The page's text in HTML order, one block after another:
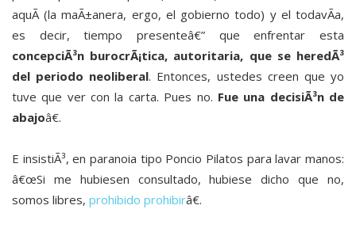
aquÃ­ (la maÃ±anera, ergo, el gobierno todo) y el todavÃ­a,
es decir, tiempo presenteâ€” que enfrentar esta
concepciÃ³n burocrÃ¡tica, autoritaria, que se heredÃ³
del periodo neoliberal. Entonces, ustedes creen que yo
tuve que ver con la carta. Pues no. Fue una decisiÃ³n de
abajoâ€.
E insistiÃ³, en paranoia tipo Poncio Pilatos para lavar manos:
â€œSi me hubiesen consultado, hubiese dicho que no,
somos libres, prohibido prohibirâ€.